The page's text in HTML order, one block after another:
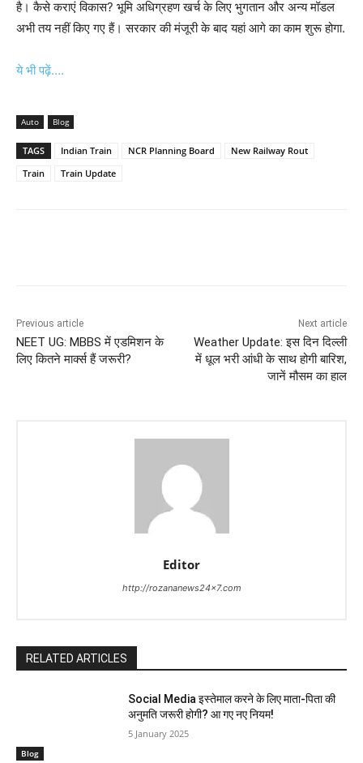
है। कैसे कराएं विकास? भूमि अधिग्रहण खर्च के लिए भुगतान और अन्य मॉडल
अभी तय नहीं किए गए हैं। सरकार की मंजूरी के बाद यहां आगे का काम शुरू होगा.
ये भी पढ़ें….
Auto Blog
TAGS Indian Train NCR Planning Board
New Railway Rout
Train
Train Update
Previous article
NEET UG: MBBS में एडमिशन के
लिए कितने मार्क्स हैं जरूरी?
Next article
Weather Update: इस दिन दिल्ली
में धूल भरी आंधी के साथ होगी बारिश,
जानें मौसम का हाल
Editor
http://rozananews24x7.com
RELATED ARTICLES
Blog
Social Media इस्तेमाल करने के लिए माता-पिता की
अनुमति जरूरी होगी? आ गए नए नियम!
5 January 2025